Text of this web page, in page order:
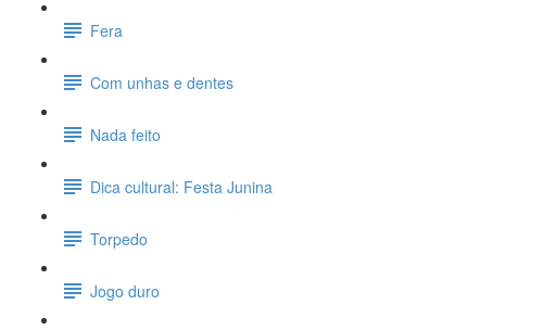
Fera
Com unhas e dentes
Nada feito
Dica cultural: Festa Junina
Torpedo
Jogo duro